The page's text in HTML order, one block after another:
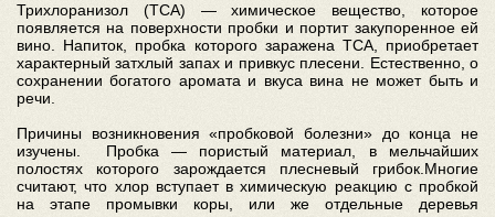
Трихлоранизол (ТСА) — химическое вещество, которое
появляется на поверхности пробки и портит закупоренное ей
вино. Напиток, пробка которого заражена TCA, приобретает
характерный затхлый запах и привкус плесени. Естественно, о
сохранении богатого аромата и вкуса вина не может быть и
речи.
Причины возникновения «пробковой болезни» до конца не
изучены. Пробка — пористый материал, в мельчайших
полостях которого зарождается плесневый грибок.Многие
считают, что хлор вступает в химическую реакцию с пробкой
на этапе промывки коры, или же отдельные деревья